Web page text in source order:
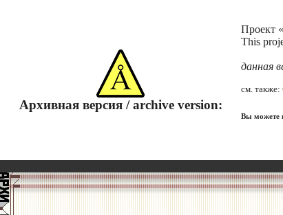
Архивная версия / archive version:
Проект «
This
данная
см. также:
Вы можете